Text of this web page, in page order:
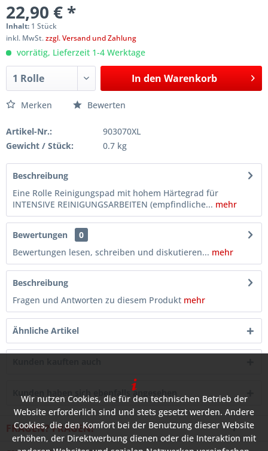
22,90 € *
Inhalt: 1 Stück
inkl. MwSt.zzgl. Versand und Zahlung
vorrätig, Lieferzeit 1-4 Werktage
In den Warenkorb
Merken Bewerten
Artikel-Nr.:
903070XL
Gewicht / Stück:
0.7 kg
Beschreibung
Eine Rolle Reinigungspad mit hohem Härtegrad für
INTENSIVE REINIGUNGSARBEITEN (empfindliche... mehr
Bewertungen
0
Bewertungen lesen, schreiben und diskutieren... mehr
Beschreibung
Fragen und Antworten zu diesem Produkt mehr
Ähnliche Artikel
Kunden haben sich ebenfalls angesehen
FRAGEN? FRAGEN!
Wir nutzen Cookies, die für den technischen Betrieb der
Website erforderlich sind und stets gesetzt werden. Andere
Cookies, die den Komfort bei der Benutzung dieser Website
erhöhen, der Direktwerbung dienen oder die Interaktion mit